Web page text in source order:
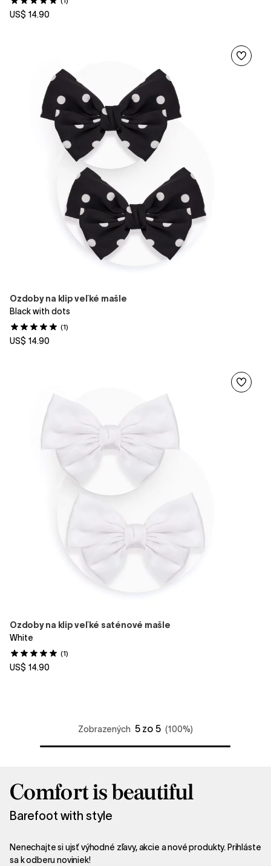
US$ 14.90
Ozdoby na klip veľké mašle
Black with dots
(1)
US$ 14.90
Ozdoby na klip veľké saténové mašle
White
(1)
US$ 14.90
Zobrazených 5 zo 5 (100%)
Comfort is beautiful
Barefoot with style
Nenechajte si ujsť výhodné zľavy, akcie a nové produkty. Prihláste
sa k odberu noviniek!